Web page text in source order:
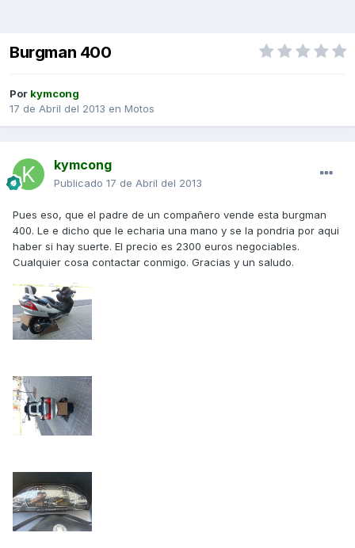
Burgman 400
Por kymcong
17 de Abril del 2013 en Motos
kymcong
Publicado 17 de Abril del 2013
Pues eso, que el padre de un compañero vende esta burgman
400. Le e dicho que le echaria una mano y se la pondria por aqui
haber si hay suerte. El precio es 2300 euros negociables.
Cualquier cosa contactar conmigo. Gracias y un saludo.